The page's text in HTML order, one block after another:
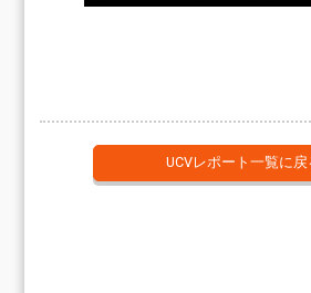
UCVレポート一覧に戻